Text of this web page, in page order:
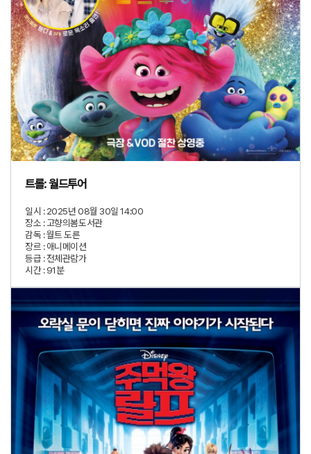
트롤: 월드투어
일시 :2025년 08월 30일 14:00
장소 :고향의봄도서관
감독 :월트 도른
장르 :애니메이션
등급 :전체관람가
시간 :91분